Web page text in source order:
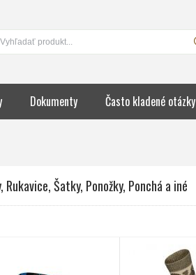
Dokumenty Často kladené otázky
Rukavice, Šatky, Ponožky, Ponchá a iné